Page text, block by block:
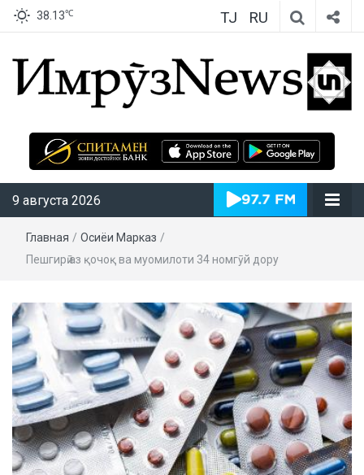
38.13℃ TJ RU
ИмрӯзNews
9 августа 2026
Главная / Осиёи Марказӣ /
Пешгирӣ аз қочоқ ва муомилоти 34 номгӯй дору